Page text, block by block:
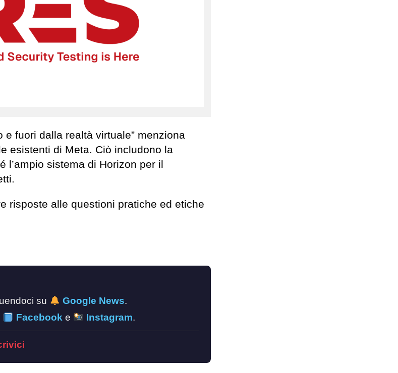
fuori dalla realtà virtuale” menziona
esistenti di Meta. Ciò includono la
l’ampio sistema di Horizon per il
risposte alle questioni pratiche ed etiche
su Google News.
Facebooke Instagram.